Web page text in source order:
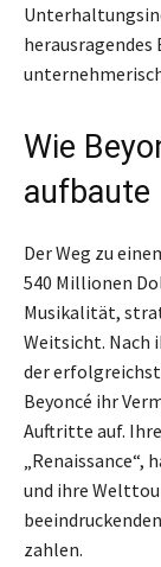
Wie
aufbaute
Der Weg zu
540 Millionen
Musikalität,
Weitsicht. Nach
der
Beyoncé ihr
Auftritte auf.
und ihre
zahlen.